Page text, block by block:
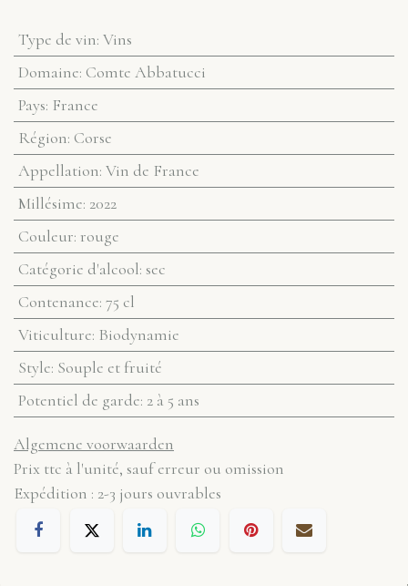
Type de vin: Vins
Domaine: Comte Abbatucci
Pays: France
Région: Corse
Appellation: Vin de France
Millésime: 2022
Couleur: rouge
Catégorie d'alcool: sec
Contenance: 75 cl
Viticulture: Biodynamie
Style: Souple et fruité
Potentiel de garde: 2 à 5 ans
Algemene voorwaarden
Prix ttc à l'unité, sauf erreur ou omission
Expédition : 2-3 jours ouvrables